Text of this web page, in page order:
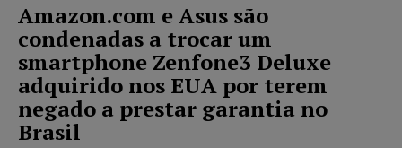
Amazon.com e Asus são
condenadas a trocar um
smartphone Zenfone3 Deluxe
adquirido nos EUA por terem
negado a prestar garantia no
Brasil